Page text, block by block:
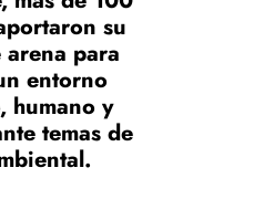
su
para
entorno
humano y
temas de